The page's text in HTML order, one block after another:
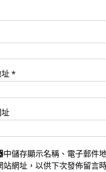
*
中儲存顯示名稱、電子郵件
站網址，以供下次發佈留言